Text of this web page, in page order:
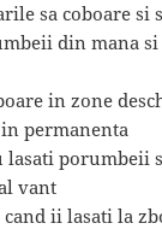
sa coboare si
din mana si
in zone
permanenta
lasati porumbeii
vant
ii lasati la